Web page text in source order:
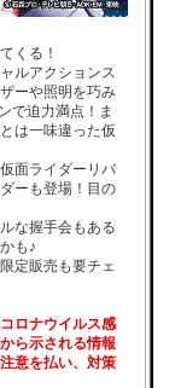
くる！
ルアクションス
ーや照明を巧み
で迫力満点！ま
は一味違った仮
面ライダーリバ
ーも登場！目の
な握手会もある
も♪
定販売も要チェ
ロナウイルス感
ら示される情報
意を払い、対策